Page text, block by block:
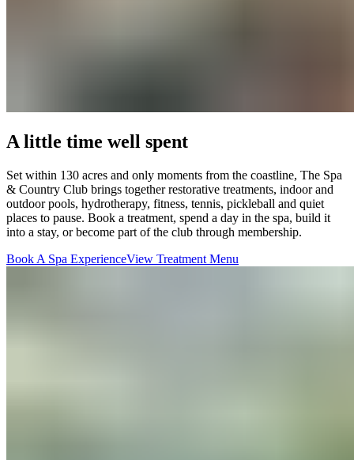
A little time well spent​​​​‌ ‍ ​‍​‍‌‍ ‌ ​‍‌‍‍‌‌‍‌ ‌‍‍‌‌‍ ‍​‍​‍​ ‍‍​‍​‍‌ ​ ‌‍​‌‌‍ ‍‌‍‍‌‌ ‌​‌ ‍‌​‍ ‍‌‍‍‌‌‍ ​‍​‍​‍ ​​‍​‍‌‍‍​‌ ​‍‌‍‌‌‌‍‌‍​‍​‍​ ‍‍​‍​‍‌‍‍​‌ ‌​‌ ‌​‌ ​​‌ ​ ​ ‍‍​‍ ​‍ ‌‍ ​​‍ ‌‌‍​‌‌‍ ‍‌‍‌​​‍ ‌‌ ​‍​‍ ‌‌‍‍​‌‍ ‌ ‌​‌‍‌‌‌‍ ​‌ ​ ​‍ ‌‌ ​ ‌ ‌​‌ ‌‌‌‍‌​‌‍‍‌‌‍ ​‍ ‍‌ ‌‍‌‍‌‌‌ ​‍‌‍​ ‌‍‌‌‌‍ ​​‍ ‍‌‍​‌‌ ​​‌ ​​​‍ ‌‍‍‌‌‍ ‍‌ ‌​‌‍‌‌‌‍ ‍‌ ‌​​‍ ‌‍‌‌‌‍‌​‌‍‍‌‌ ‌​​‍ ‌‍ ‌‌‍ ‌‍‌​‌‍‌‌​ ‌‌ ​​‌ ​‍‌‍‌‌‌ ​ ‌‍‌‌‌‍ ‍‌ ‌​‌‍​‌‌ ‌​‌‍‍‌‌‍ ‌‍ ‍​ ‍ ‌‍‍‌‌‍‌​​ ‌​ ​‌‌‍‌‍​ ‌‌‌‍​ ​ ​ ​ ‍​‌‍​‌‌‍​‌​‍ ‌​ ‍​​ ‍​​ ‌​​ ‍​​‍ ‌​ ‌​​ ​‍‌‍‌‌‌‍‌‍​‍ ‌​ ‍‌​ ‍​​ ​​‌‍‌‌​‍ ‌​ ‌ ‌‍‌​​ ‌​‌‍‌‌‌‍​ ‌‍‌​​ ‍‌​ ‍​​ ​ ‌‍​ ‌‍​‌‌‍‌‌​ ‍ ‌ ‌​‌ ‍‌‌ ​​‌‍‌‌​ ‌‌‍‍​‌‍ ‌ ‌​‌‍‌‌‌‍ ​‌‌​ ‌‍‍‌‌ ‌​‌‍‌‌‌‌​​‌‍​‌‌‍‌ ‌‍‌‌​ ‍ ‌ ​​‌‍​‌‌ ‌​‌‍‍​​ ‌‌ ​​‌‍​‌‌‍‌ ‌‍‌‌‌​​‍‌ ‌‌‌‍‍‌‌‍ ​‌‍‌​‌‍‌‌‌ ​‍​‍‌‌​ ‌‌‌​​‍‌‌ ‌‍‍ ‌‍‌‌‌ ‍‌​‍‌‌​ ​ ‌​‌​​‍‌‌​ ​ ‌​‌​​‍‌‌​ ​‍​ ​‍​ ‌‍​ ​‌‌‍‌‍​ ‌‍​ ‌‌‌‍​‌​ ​ ​ ​​‌‍‌​‌‍​‌‌‍‌‍‌‍‌​​‍‌‌​ ​‍​ ​‍​‍‌‌​ ‌‌‌​‌​​‍ ‍‌‍‍​‌‍‌‌‌‍​‌‌‍‌​‌‍‍‌‌‍ ‍‌‍‌ ​ ‌‍​‍‌‍​‌‌ ​ ‌‍‌‌‌‌‌‌‌ ​‍‌‍ ​​ ‌‌‍‍​‌ ‌​‌ ‌​‌ ​​‌ ​ ​‍‌‌​ ​ ‌​​‌​‍‌‌​ ​‍‌​‌‍​‍‌‌​ ​‍‌​‌‍‌‍ ​​‍ ‌‌‍​‌‌‍ ‍‌‍‌​​‍ ‌‌ ​‍​‍ ‌‌‍‍​‌‍ ‌ ‌​‌‍‌‌‌‍ ​‌ ​ ​‍ ‌‌ ​ ‌ ‌​‌ ‌‌‌‍‌​‌‍‍‌‌‍ ​‍ ‍‌ ‌‍‌‍‌‌‌ ​‍‌‍​ ‌‍‌‌‌‍ ​​‍ ‍‌‍​‌‌ ​​‌ ​​​‍‌‍‌‍‍‌‌‍‌​​ ‌​ ​‌‌‍‌‍​ ‌‌‌‍​ ​ ​ ​ ‍​‌‍​‌‌‍​‌​‍ ‌​ ‍​​ ‍​​ ‌​​ ‍​​‍ ‌​ ‌​​ ​‍‌‍‌‌‌‍‌‍​‍ ‌​ ‍‌​ ‍​​ ​​‌‍‌‌​‍ ‌​ ‌ ‌‍‌​​ ‌​‌‍‌‌‌‍​ ‌‍‌​​ ‍‌​ ‍​​ ​ ‌‍​ ‌‍​‌‌‍‌‌​‍‌‍‌ ‌​‌ ‍‌‌ ​​‌‍‌‌​ ‌‌‍‍​‌‍ ‌ ‌​‌‍‌‌‌‍ ​‌‌​ ‌‍‍‌‌ ‌​‌‍‌‌‌‌​​‌‍​‌‌‍‌ ‌‍‌‌​‍‌‍‌ ​​‌‍​‌‌ ‌​‌‍‍​​ ‌‌ ​​‌‍​‌‌‍‌ ‌‍‌‌‌​​‍‌ ‌‌‌‍‍‌‌‍ ​‌‍‌​‌‍‌‌‌ ​‍​‍‌‌​ ‌‌‌​​‍‌‌ ‌‍‍ ‌‍‌‌‌ ‍‌​‍‌‌​ ​ ‌​‌​​‍‌‌​ ​ ‌​‌​​‍‌‌​ ​‍​ ​‍​ ‌‍​ ​‌‌‍‌‍​ ‌‍​ ‌‌‌‍​‌​ ​ ​ ​​‌‍‌​‌‍​‌‌‍‌‍‌‍‌​​‍‌‌​ ​‍​ ​‍​‍‌‌​ ‌‌‌​‌​​‍ ‍‌‍‍​‌‍‌‌‌‍​‌‌‍‌​‌‍‍‌‌‍ ‍‌‍‌ ​‍‌‍‌ ​​‌‍‌‌‌ ​‍‌ ​ ‌ ​​‌‍‌‌‌‍​ ‌ ‌​‌‍‍‌‌ ‌‍‌‍‌‌​ ‌‌ ​​‌ ‌‌‌‍​‍‌‍ ​‌‍‍‌‌ ​ ‌‍‍​‌‍‌‌‌‍‌​​‍​‍‌ ‌
Set within 130 acres and only moments from the coastline, The Spa
& Country Club brings together restorative treatments, indoor and
outdoor pools, hydrotherapy, fitness, tennis, pickleball and quiet
places to pause. Book a treatment, spend a day in the spa, build it
into a stay, or become part of the club through membership.​​​​‌ ‍ ​‍​‍‌‍ ‌ ​‍‌‍‍‌‌‍‌ ‌‍‍‌‌‍ ‍​‍​‍​ ‍‍​‍​‍‌ ​ ‌‍​‌‌‍ ‍‌‍‍‌‌ ‌​‌ ‍‌​‍ ‍‌‍‍‌‌‍ ​‍​‍​‍ ​​‍​‍‌‍‍​‌ ​‍‌‍‌‌‌‍‌‍​‍​‍​ ‍‍​‍​‍‌‍‍​‌ ‌​‌ ‌​‌ ​​‌ ​ ​ ‍‍​‍ ​‍ ‌‍ ​​‍ ‌‌‍​‌‌‍ ‍‌‍‌​​‍ ‌‌ ​‍​‍ ‌‌‍‍​‌‍ ‌ ‌​‌‍‌‌‌‍ ​‌ ​ ​‍ ‌‌ ​ ‌ ‌​‌ ‌‌‌‍‌​‌‍‍‌‌‍ ​‍ ‍‌ ‌‍‌‍‌‌‌ ​‍‌‍​ ‌‍‌‌‌‍ ​​‍ ‍‌‍​‌‌ ​​‌ ​​​‍ ‌‍‍‌‌‍ ‍‌ ‌​‌‍‌‌‌‍ ‍‌ ‌​​‍ ‌‍‌‌‌‍‌​‌‍‍‌‌ ‌​​‍ ‌‍ ‌‌‍ ‌‍‌​‌‍‌‌​ ‌‌ ​​‌ ​‍‌‍‌‌‌ ​ ‌‍‌‌‌‍ ‍‌ ‌​‌‍​‌‌ ‌​‌‍‍‌‌‍ ‌‍ ‍​ ‍ ‌‍‍‌‌‍‌​​ ‌​ ​‌‌‍‌‍​ ‌‌‌‍​ ​ ​ ​ ‍​‌‍​‌‌‍​‌​‍ ‌​ ‍​​ ‍​​ ‌​​ ‍​​‍ ‌​ ‌​​ ​‍‌‍‌‌‌‍‌‍​‍ ‌​ ‍‌​ ‍​​ ​​‌‍‌‌​‍ ‌​ ‌ ‌‍‌​​ ‌​‌‍‌‌‌‍​ ‌‍‌​​ ‍‌​ ‍​​ ​ ‌‍​ ‌‍​‌‌‍‌‌​ ‍ ‌ ‌​‌ ‍‌‌ ​​‌‍‌‌​ ‌‌‍‍​‌‍ ‌ ‌​‌‍‌‌‌‍ ​‌‌​ ‌‍‍‌‌ ‌​‌‍‌‌‌‌​​‌‍​‌‌‍‌ ‌‍‌‌​ ‍ ‌ ​​‌‍​‌‌ ‌​‌‍‍​​ ‌‌ ​​‌‍​‌‌‍‌ ‌‍‌‌‌​​‍‌ ‌‌‌‍‍‌‌‍ ​‌‍‌​‌‍‌‌‌ ​‍​‍‌‌​ ‌‌‌​​‍‌‌ ‌‍‍ ‌‍‌‌‌ ‍‌​‍‌‌​ ​ ‌​‌​​‍‌‌​ ​ ‌​‌​​‍‌‌​ ​‍​ ​‍​ ‌‍​ ​‌‌‍‌‍​ ‌‍​ ‌‌‌‍​‌​ ​ ​ ​​‌‍‌​‌‍​‌‌‍‌‍‌‍‌​​‍‌‌​ ​‍​ ​‍​‍‌‌​ ‌‌‌​‌​​‍ ‍‌‍​‍‌‍ ‌‍‌​‌ ‍‌​ ‌‍​‍‌‍​‌‌ ​ ‌‍‌‌‌‌‌‌‌ ​‍‌‍ ​​ ‌‌‍‍​‌ ‌​‌ ‌​‌ ​​‌ ​ ​‍‌‌​ ​ ‌​​‌​‍‌‌​ ​‍‌​‌‍​‍‌‌​ ​‍‌​‌‍‌‍ ​​‍ ‌‌‍​‌‌‍ ‍‌‍‌​​‍ ‌‌ ​‍​‍ ‌‌‍‍​‌‍ ‌ ‌​‌‍‌‌‌‍ ​‌ ​ ​‍ ‌‌ ​ ‌ ‌​‌ ‌‌‌‍‌​‌‍‍‌‌‍ ​‍ ‍‌ ‌‍‌‍‌‌‌ ​‍‌‍​ ‌‍‌‌‌‍ ​​‍ ‍‌‍​‌‌ ​​‌ ​​​‍‌‍‌‍‍‌‌‍‌​​ ‌​ ​‌‌‍‌‍​ ‌‌‌‍​ ​ ​ ​ ‍​‌‍​‌‌‍​‌​‍ ‌​ ‍​​ ‍​​ ‌​​ ‍​​‍ ‌​ ‌​​ ​‍‌‍‌‌‌‍‌‍​‍ ‌​ ‍‌​ ‍​​ ​​‌‍‌‌​‍ ‌​ ‌ ‌‍‌​​ ‌​‌‍‌‌‌‍​ ‌‍‌​​ ‍‌​ ‍​​ ​ ‌‍​ ‌‍​‌‌‍‌‌​‍‌‍‌ ‌​‌ ‍‌‌ ​​‌‍‌‌​ ‌‌‍‍​‌‍ ‌ ‌​‌‍‌‌‌‍ ​‌‌​ ‌‍‍‌‌ ‌​‌‍‌‌‌‌​​‌‍​‌‌‍‌ ‌‍‌‌​‍‌‍‌ ​​‌‍​‌‌ ‌​‌‍‍​​ ‌‌ ​​‌‍​‌‌‍‌ ‌‍‌‌‌​​‍‌ ‌‌‌‍‍‌‌‍ ​‌‍‌​‌‍‌‌‌ ​‍​‍‌‌​ ‌‌‌​​‍‌‌ ‌‍‍ ‌‍‌‌‌ ‍‌​‍‌‌​ ​ ‌​‌​​‍‌‌​ ​ ‌​‌​​‍‌‌​ ​‍​ ​‍​ ‌‍​ ​‌‌‍‌‍​ ‌‍​ ‌‌‌‍​‌​ ​ ​ ​​‌‍‌​‌‍​‌‌‍‌‍‌‍‌​​‍‌‌​ ​‍​ ​‍​‍‌‌​ ‌‌‌​‌​​‍ ‍‌‍​‍‌‍ ‌‍‌​‌ ‍‌​‍‌‍‌ ​​‌‍‌‌‌ ​‍‌ ​ ‌ ​​‌‍‌‌‌‍​ ‌ ‌​‌‍‍‌‌ ‌‍‌‍‌‌​ ‌‌ ​​‌ ‌‌‌‍​‍‌‍ ​‌‍‍‌‌ ​ ‌‍‍​‌‍‌‌‌‍‌​​‍​‍‌ ‌
Book A Spa Experience​​​​‌ ‍ ​‍​‍‌‍ ‌ ​‍‌‍‍‌‌‍‌ ‌‍‍‌‌‍ ‍​‍​‍​ ‍‍​‍​‍‌ ​ ‌‍​‌‌‍ ‍‌‍‍‌‌ ‌​‌ ‍‌​‍ ‍‌‍‍‌‌‍ ​‍​‍​‍ ​​‍​‍‌‍‍​‌ ​‍‌‍‌‌‌‍‌‍​‍​‍​ ‍‍​‍​‍‌‍‍​‌ ‌​‌ ‌​‌ ​​‌ ​ ​ ‍‍​‍ ​‍ ‌‍ ​​‍ ‌‌‍​‌‌‍ ‍‌‍‌​​‍ ‌‌ ​‍​‍ ‌‌‍‍​‌‍ ‌ ‌​‌‍‌‌‌‍ ​‌ ​ ​‍ ‌‌ ​ ‌ ‌​‌ ‌‌‌‍‌​‌‍‍‌‌‍ ​‍ ‍‌ ‌‍‌‍‌‌‌ ​‍‌‍​ ‌‍‌‌‌‍ ​​‍ ‍‌‍​‌‌ ​​‌ ​​​‍ ‌‍‍‌‌‍ ‍‌ ‌​‌‍‌‌‌‍ ‍‌ ‌​​‍ ‌‍‌‌‌‍‌​‌‍‍‌‌ ‌​​‍ ‌‍ ‌‌‍ ‌‍‌​‌‍‌‌​ ‌‌ ​​‌ ​‍‌‍‌‌‌ ​ ‌‍‌‌‌‍ ‍‌ ‌​‌‍​‌‌ ‌​‌‍‍‌‌‍ ‌‍ ‍​ ‍ ‌‍‍‌‌‍‌​​ ‌​ ​‌‌‍‌‍​ ‌‌‌‍​ ​ ​ ​ ‍​‌‍​‌‌‍​‌​‍ ‌​ ‍​​ ‍​​ ‌​​ ‍​​‍ ‌​ ‌​​ ​‍‌‍‌‌‌‍‌‍​‍ ‌​ ‍‌​ ‍​​ ​​‌‍‌‌​‍ ‌​ ‌ ‌‍‌​​ ‌​‌‍‌‌‌‍​ ‌‍‌​​ ‍‌​ ‍​​ ​ ‌‍​ ‌‍​‌‌‍‌‌​ ‍ ‌ ‌​‌ ‍‌‌ ​​‌‍‌‌​ ‌‌‍‍​‌‍ ‌ ‌​‌‍‌‌‌‍ ​‌‌​ ‌‍‍‌‌ ‌​‌‍‌‌‌‌​​‌‍​‌‌‍‌ ‌‍‌‌​ ‍ ‌ ​​‌‍​‌‌ ‌​‌‍‍​​ ‌‌ ​​‌‍​‌‌‍‌ ‌‍‌‌‌​​‍‌ ‌‌‌‍‍‌‌‍ ​‌‍‌​‌‍‌‌‌ ​‍​‍‌‌​ ‌‌‌​​‍‌‌ ‌‍‍ ‌‍‌‌‌ ‍‌​‍‌‌​ ​ ‌​‌​​‍‌‌​ ​ ‌​‌​​‍‌‌​ ​‍​ ​‍​ ‌‍​ ​‌‌‍‌‍​ ‌‍​ ‌‌‌‍​‌​ ​ ​ ​​‌‍‌​‌‍​‌‌‍‌‍‌‍‌​​‍‌‌​ ​‍​ ​‍​‍‌‌​ ‌‌‌​‌​​‍ ‍‌ ​​‌ ​‍‌‍‍‌‌‍ ‌‌‍​‌‌ ​‍‌ ‍‌‌​​ ‌ ‌​‌‍​‌​‍ ‍‌‍ ​‌‍​‌‌‍​‍‌‍‌‌‌‍ ​​ ‌‍​‍‌‍​‌‌ ​ ‌‍‌‌‌‌‌‌‌ ​‍‌‍ ​​ ‌‌‍‍​‌ ‌​‌ ‌​‌ ​​‌ ​ ​‍‌‌​ ​ ‌​​‌​‍‌‌​ ​‍‌​‌‍​‍‌‌​ ​‍‌​‌‍‌‍ ​​‍ ‌‌‍​‌‌‍ ‍‌‍‌​​‍ ‌‌ ​‍​‍ ‌‌‍‍​‌‍ ‌ ‌​‌‍‌‌‌‍ ​‌ ​ ​‍ ‌‌ ​ ‌ ‌​‌ ‌‌‌‍‌​‌‍‍‌‌‍ ​‍ ‍‌ ‌‍‌‍‌‌‌ ​‍‌‍​ ‌‍‌‌‌‍ ​​‍ ‍‌‍​‌‌ ​​‌ ​​​‍‌‍‌‍‍‌‌‍‌​​ ‌​ ​‌‌‍‌‍​ ‌‌‌‍​ ​ ​ ​ ‍​‌‍​‌‌‍​‌​‍ ‌​ ‍​​ ‍​​ ‌​​ ‍​​‍ ‌​ ‌​​ ​‍‌‍‌‌‌‍‌‍​‍ ‌​ ‍‌​ ‍​​ ​​‌‍‌‌​‍ ‌​ ‌ ‌‍‌​​ ‌​‌‍‌‌‌‍​ ‌‍‌​​ ‍‌​ ‍​​ ​ ‌‍​ ‌‍​‌‌‍‌‌​‍‌‍‌ ‌​‌ ‍‌‌ ​​‌‍‌‌​ ‌‌‍‍​‌‍ ‌ ‌​‌‍‌‌‌‍ ​‌‌​ ‌‍‍‌‌ ‌​‌‍‌‌‌‌​​‌‍​‌‌‍‌ ‌‍‌‌​‍‌‍‌ ​​‌‍​‌‌ ‌​‌‍‍​​ ‌‌ ​​‌‍​‌‌‍‌ ‌‍‌‌‌​​‍‌ ‌‌‌‍‍‌‌‍ ​‌‍‌​‌‍‌‌‌ ​‍​‍‌‌​ ‌‌‌​​‍‌‌ ‌‍‍ ‌‍‌‌‌ ‍‌​‍‌‌​ ​ ‌​‌​​‍‌‌​ ​ ‌​‌​​‍‌‌​ ​‍​ ​‍​ ‌‍​ ​‌‌‍‌‍​ ‌‍​ ‌‌‌‍​‌​ ​ ​ ​​‌‍‌​‌‍​‌‌‍‌‍‌‍‌​​‍‌‌​ ​‍​ ​‍​‍‌‌​ ‌‌‌​‌​​‍ ‍‌ ​​‌ ​‍‌‍‍‌‌‍ ‌‌‍​‌‌ ​‍‌ ‍‌‌​​ ‌ ‌​‌‍​‌​‍ ‍‌‍ ​‌‍​‌‌‍​‍‌‍‌‌‌‍ ​​‍‌‍‌ ​​‌‍‌‌‌ ​‍‌ ​ ‌ ​​‌‍‌‌‌‍​ ‌ ‌​‌‍‍‌‌ ‌‍‌‍‌‌​ ‌‌ ​​‌ ‌‌‌‍​‍‌‍ ​‌‍‍‌‌ ​ ‌‍‍​‌‍‌‌‌‍‌​​‍​‍‌ ‌View Treatment Menu​​​​‌ ‍ ​‍​‍‌‍ ‌ ​‍‌‍‍‌‌‍‌ ‌‍‍‌‌‍ ‍​‍​‍​ ‍‍​‍​‍‌ ​ ‌‍​‌‌‍ ‍‌‍‍‌‌ ‌​‌ ‍‌​‍ ‍‌‍‍‌‌‍ ​‍​‍​‍ ​​‍​‍‌‍‍​‌ ​‍‌‍‌‌‌‍‌‍​‍​‍​ ‍‍​‍​‍‌‍‍​‌ ‌​‌ ‌​‌ ​​‌ ​ ​ ‍‍​‍ ​‍ ‌‍ ​​‍ ‌‌‍​‌‌‍ ‍‌‍‌​​‍ ‌‌ ​‍​‍ ‌‌‍‍​‌‍ ‌ ‌​‌‍‌‌‌‍ ​‌ ​ ​‍ ‌‌ ​ ‌ ‌​‌ ‌‌‌‍‌​‌‍‍‌‌‍ ​‍ ‍‌ ‌‍‌‍‌‌‌ ​‍‌‍​ ‌‍‌‌‌‍ ​​‍ ‍‌‍​‌‌ ​​‌ ​​​‍ ‌‍‍‌‌‍ ‍‌ ‌​‌‍‌‌‌‍ ‍‌ ‌​​‍ ‌‍‌‌‌‍‌​‌‍‍‌‌ ‌​​‍ ‌‍ ‌‌‍ ‌‍‌​‌‍‌‌​ ‌‌ ​​‌ ​‍‌‍‌‌‌ ​ ‌‍‌‌‌‍ ‍‌ ‌​‌‍​‌‌ ‌​‌‍‍‌‌‍ ‌‍ ‍​ ‍ ‌‍‍‌‌‍‌​​ ‌​ ​‌‌‍‌‍​ ‌‌‌‍​ ​ ​ ​ ‍​‌‍​‌‌‍​‌​‍ ‌​ ‍​​ ‍​​ ‌​​ ‍​​‍ ‌​ ‌​​ ​‍‌‍‌‌‌‍‌‍​‍ ‌​ ‍‌​ ‍​​ ​​‌‍‌‌​‍ ‌​ ‌ ‌‍‌​​ ‌​‌‍‌‌‌‍​ ‌‍‌​​ ‍‌​ ‍​​ ​ ‌‍​ ‌‍​‌‌‍‌‌​ ‍ ‌ ‌​‌ ‍‌‌ ​​‌‍‌‌​ ‌‌‍‍​‌‍ ‌ ‌​‌‍‌‌‌‍ ​‌‌​ ‌‍‍‌‌ ‌​‌‍‌‌‌‌​​‌‍​‌‌‍‌ ‌‍‌‌​ ‍ ‌ ​​‌‍​‌‌ ‌​‌‍‍​​ ‌‌ ​​‌‍​‌‌‍‌ ‌‍‌‌‌​​‍‌ ‌‌‌‍‍‌‌‍ ​‌‍‌​‌‍‌‌‌ ​‍​‍‌‌​ ‌‌‌​​‍‌‌ ‌‍‍ ‌‍‌‌‌ ‍‌​‍‌‌​ ​ ‌​‌​​‍‌‌​ ​ ‌​‌​​‍‌‌​ ​‍​ ​‍​ ‌‍​ ​‌‌‍‌‍​ ‌‍​ ‌‌‌‍​‌​ ​ ​ ​​‌‍‌​‌‍​‌‌‍‌‍‌‍‌​​‍‌‌​ ​‍​ ​‍​‍‌‌​ ‌‌‌​‌​​‍ ‍‌ ​ ‌‍‌‌‌‍​ ‌‍ ‌‍ ‍‌‍‌​‌‍​‌‌ ​‍‌ ‍‌‌​​ ‌ ‌​‌‍​‌​‍ ‍‌‍ ​‌‍​‌‌‍​‍‌‍‌‌‌‍ ​​ ‌‍​‍‌‍​‌‌ ​ ‌‍‌‌‌‌‌‌‌ ​‍‌‍ ​​ ‌‌‍‍​‌ ‌​‌ ‌​‌ ​​‌ ​ ​‍‌‌​ ​ ‌​​‌​‍‌‌​ ​‍‌​‌‍​‍‌‌​ ​‍‌​‌‍‌‍ ​​‍ ‌‌‍​‌‌‍ ‍‌‍‌​​‍ ‌‌ ​‍​‍ ‌‌‍‍​‌‍ ‌ ‌​‌‍‌‌‌‍ ​‌ ​ ​‍ ‌‌ ​ ‌ ‌​‌ ‌‌‌‍‌​‌‍‍‌‌‍ ​‍ ‍‌ ‌‍‌‍‌‌‌ ​‍‌‍​ ‌‍‌‌‌‍ ​​‍ ‍‌‍​‌‌ ​​‌ ​​​‍‌‍‌‍‍‌‌‍‌​​ ‌​ ​‌‌‍‌‍​ ‌‌‌‍​ ​ ​ ​ ‍​‌‍​‌‌‍​‌​‍ ‌​ ‍​​ ‍​​ ‌​​ ‍​​‍ ‌​ ‌​​ ​‍‌‍‌‌‌‍‌‍​‍ ‌​ ‍‌​ ‍​​ ​​‌‍‌‌​‍ ‌​ ‌ ‌‍‌​​ ‌​‌‍‌‌‌‍​ ‌‍‌​​ ‍‌​ ‍​​ ​ ‌‍​ ‌‍​‌‌‍‌‌​‍‌‍‌ ‌​‌ ‍‌‌ ​​‌‍‌‌​ ‌‌‍‍​‌‍ ‌ ‌​‌‍‌‌‌‍ ​‌‌​ ‌‍‍‌‌ ‌​‌‍‌‌‌‌​​‌‍​‌‌‍‌ ‌‍‌‌​‍‌‍‌ ​​‌‍​‌‌ ‌​‌‍‍​​ ‌‌ ​​‌‍​‌‌‍‌ ‌‍‌‌‌​​‍‌ ‌‌‌‍‍‌‌‍ ​‌‍‌​‌‍‌‌‌ ​‍​‍‌‌​ ‌‌‌​​‍‌‌ ‌‍‍ ‌‍‌‌‌ ‍‌​‍‌‌​ ​ ‌​‌​​‍‌‌​ ​ ‌​‌​​‍‌‌​ ​‍​ ​‍​ ‌‍​ ​‌‌‍‌‍​ ‌‍​ ‌‌‌‍​‌​ ​ ​ ​​‌‍‌​‌‍​‌‌‍‌‍‌‍‌​​‍‌‌​ ​‍​ ​‍​‍‌‌​ ‌‌‌​‌​​‍ ‍‌ ​ ‌‍‌‌‌‍​ ‌‍ ‌‍ ‍‌‍‌​‌‍​‌‌ ​‍‌ ‍‌‌​​ ‌ ‌​‌‍​‌​‍ ‍‌‍ ​‌‍​‌‌‍​‍‌‍‌‌‌‍ ​​‍‌‍‌ ​​‌‍‌‌‌ ​‍‌ ​ ‌ ​​‌‍‌‌‌‍​ ‌ ‌​‌‍‍‌‌ ‌‍‌‍‌‌​ ‌‌ ​​‌ ‌‌‌‍​‍‌‍ ​‌‍‍‌‌ ​ ‌‍‍​‌‍‌‌‌‍‌​​‍​‍‌ ‌